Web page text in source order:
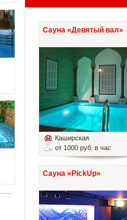
Сауна «Девятый вал»
Каширская
от 1000 руб. в час
Сауна «PickUp»